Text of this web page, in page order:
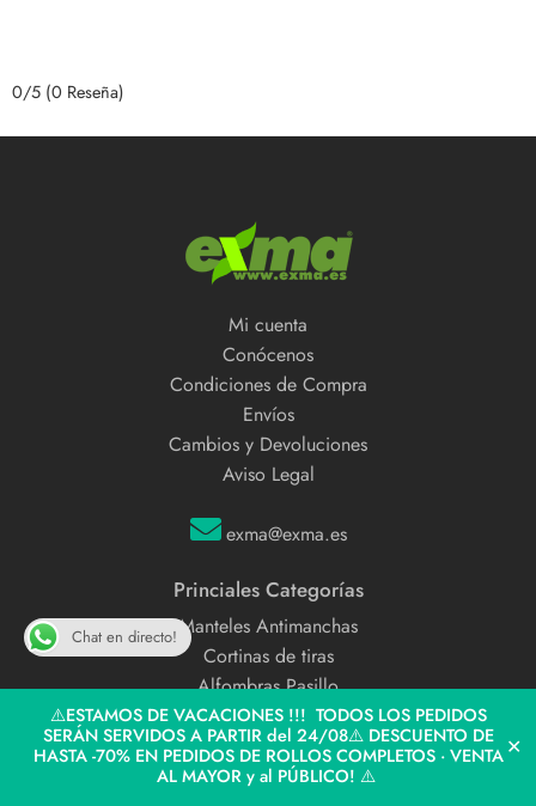
⚠️ESTAMOS DE VACACIONES !!! TODOS LOS PEDIDOS
SERÁN SERVIDOS A PARTIR del 24/08⚠️ DESCUENTO DE
HASTA -70% EN PEDIDOS DE ROLLOS COMPLETOS · VENTA
AL MAYOR y al PÚBLICO! ⚠️
✕
0/5 (0 Reseña)
Mi cuenta
Conócenos
Condiciones de Compra
Envíos
Cambios y Devoluciones
Aviso Legal
exma@exma.es
Princiales Categorías
Manteles Antimanchas
Cortinas de tiras
Alfombras Pasillo
Tejido No Tejido
Moqueta barata
Alfombras ducha
Categorías Buscar
Chat en directo!